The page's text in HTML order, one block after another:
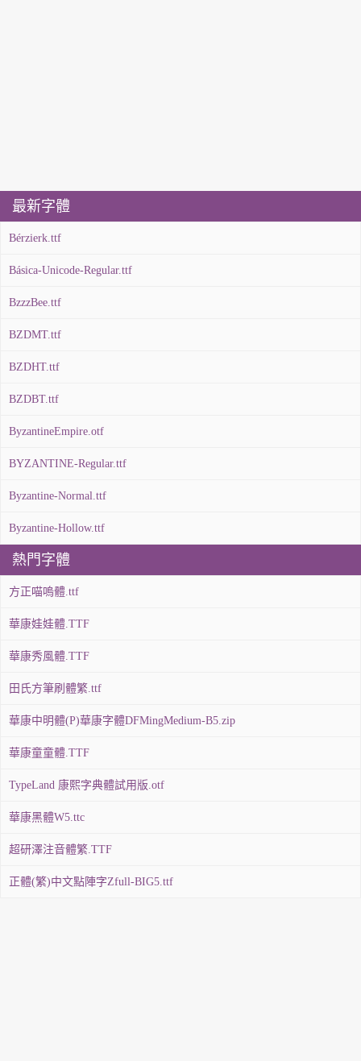
最新字體
Bérzierk.ttf
Básica-Unicode-Regular.ttf
BzzzBee.ttf
BZDMT.ttf
BZDHT.ttf
BZDBT.ttf
ByzantineEmpire.otf
BYZANTINE-Regular.ttf
Byzantine-Normal.ttf
Byzantine-Hollow.ttf
熱門字體
方正喵嗚體.ttf
華康娃娃體.TTF
華康秀風體.TTF
田氏方筆刷體繁.ttf
華康中明體(P)華康字體DFMingMedium-B5.zip
華康童童體.TTF
TypeLand 康熙字典體試用版.otf
華康黑體W5.ttc
超研澤注音體繁.TTF
正體(繁)中文點陣字Zfull-BIG5.ttf